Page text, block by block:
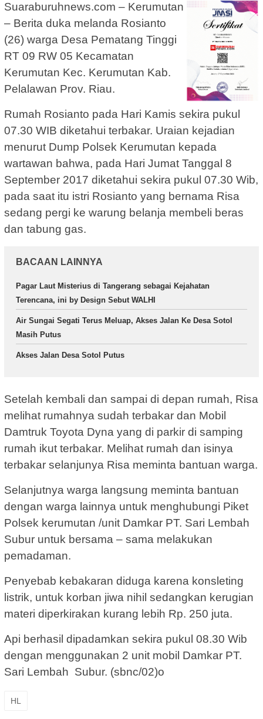
Suaraburuhnews.com – Kerumutan
– Berita duka melanda Rosianto
(26) warga Desa Pematang Tinggi
RT 09 RW 05 Kecamatan
Kerumutan Kec. Kerumutan Kab.
Pelalawan Prov. Riau.
Rumah Rosianto pada Hari Kamis sekira pukul
07.30 WIB diketahui terbakar. Uraian kejadian
menurut Dump Polsek Kerumutan kepada
wartawan bahwa, pada Hari Jumat Tanggal 8
September 2017 diketahui sekira pukul 07.30 Wib,
pada saat itu istri Rosianto yang bernama Risa
sedang pergi ke warung belanja membeli beras
dan tabung gas.
BACAAN LAINNYA
Pagar Laut Misterius di Tangerang sebagai Kejahatan
Terencana, ini by Design Sebut WALHI
Air Sungai Segati Terus Meluap, Akses Jalan Ke Desa Sotol
Masih Putus
Akses Jalan Desa Sotol Putus
Setelah kembali dan sampai di depan rumah, Risa
melihat rumahnya sudah terbakar dan Mobil
Damtruk Toyota Dyna yang di parkir di samping
rumah ikut terbakar. Melihat rumah dan isinya
terbakar selanjunya Risa meminta bantuan warga.
Selanjutnya warga langsung meminta bantuan
dengan warga lainnya untuk menghubungi Piket
Polsek kerumutan /unit Damkar PT. Sari Lembah
Subur untuk bersama – sama melakukan
pemadaman.
Penyebab kebakaran diduga karena konsleting
listrik, untuk korban jiwa nihil sedangkan kerugian
materi diperkirakan kurang lebih Rp. 250 juta.
Api berhasil dipadamkan sekira pukul 08.30 Wib
dengan menggunakan 2 unit mobil Damkar PT.
Sari Lembah Subur. (sbnc/02)o
HL